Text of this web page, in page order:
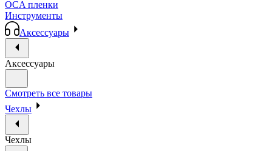
OCA пленки
Инструменты
Аксессуары
Аксессуары
Смотреть все товары
Чехлы
Чехлы